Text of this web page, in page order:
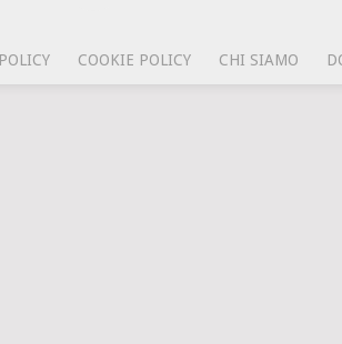
COOKIE POLICY CHI SIAMO